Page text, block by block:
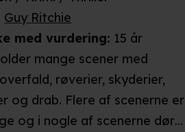
Guy Ritchie
med vurdering: 15 år
mange scener med
røverier, skyderier,
og drab. Flere af scenerne er
og i nogle af scenerne dør